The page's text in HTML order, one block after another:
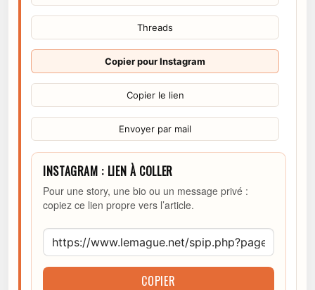
Threads
Copier pour Instagram
Copier le lien
Envoyer par mail
INSTAGRAM : LIEN À COLLER
Pour une story, une bio ou un message privé :
copiez ce lien propre vers l’article.
COPIER